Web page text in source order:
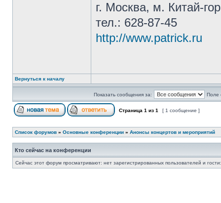
г. Москва, м. Китай-
тел.: 628-87-45
http://www.patrick.ru
Вернуться к началу
Показать сообщения за: Поле
Страница 1 из 1 [ 1 сообщение ]
Список форумов » Основные конференции » Анонсы концертов и мероприятий
Кто сейчас на конференции
Сейчас этот форум просматривают: нет зарегистрированных пользователей и